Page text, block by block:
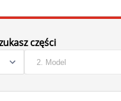
części